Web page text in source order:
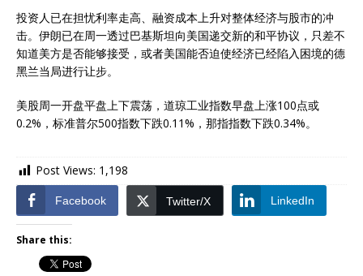
投资人已在担忧利率走高、融资成本上升对整体经济与股市的冲
击。伊朗已在周一透过巴基斯坦向美国递交新的和平协议，只差不
知道美方是否能够接受，或者美国能否迫使经济已经陷入困境的德
黑兰当局进行让步。
美股周一开盘平盘上下震荡，道琼工业指数早盘上涨100点或
0.2%，标准普尔500指数下跌0.11%，那指指数下跌0.34%。
Post Views: 1,198
Facebook Twitter/X LinkedIn
Share this: